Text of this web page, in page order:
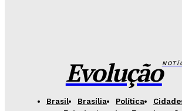
Evolução
Brasil Brasília Política